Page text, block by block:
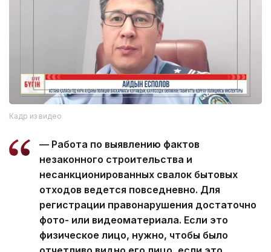
Кадр из видео
— Работа по выявлению фактов
незаконного строительства и
несанкционированных свалок бытовых
отходов ведется повседневно. Для
регистрации правонарушения достаточно
фото- или видеоматериала. Если это
физическое лицо, нужно, чтобы было